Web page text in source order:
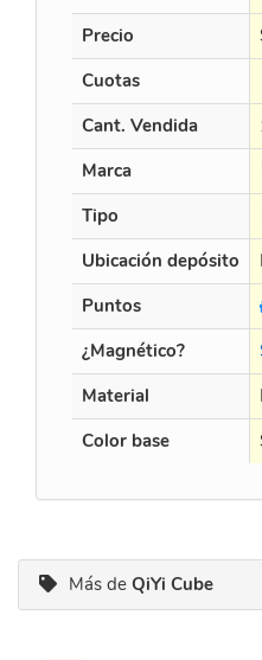
Precio
Cuotas
Cant. Vendida
Marca
Tipo
Ubicación depósito
Puntos
¿Magnético?
Material
Color base
Más de QiYi Cube